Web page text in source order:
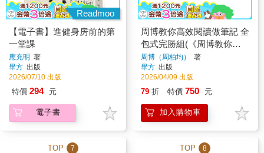
Readmoo
【電子書】進健身房前的第
一堂課
應充明 著
畢方 出版
2026/07/10 出版
特價 294 元
電子書
周博教你高效閱讀做筆記 全
包式完勝組(《周博教你高
效閱讀做筆記》單書+周博
教你高效閱讀做筆記
WORKBOOK三冊(「康乃
爾高效執行筆記」「紅綠燈
錯題修正筆記」「WEF體驗
式筆記」)
周博（周柏均）
著
畢方 出版
2026/04/09 出版
79 折 特價 750 元
加入購物車
TOP 7 TOP 8